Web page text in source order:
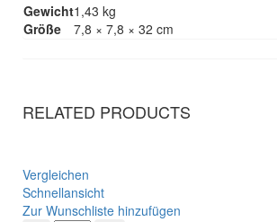
Gewicht1,43 kg
Größe
7,8 × 7,8 × 32 cm
RELATED PRODUCTS
Vergleichen
Schnellansicht
Zur Wunschliste hinzufügen